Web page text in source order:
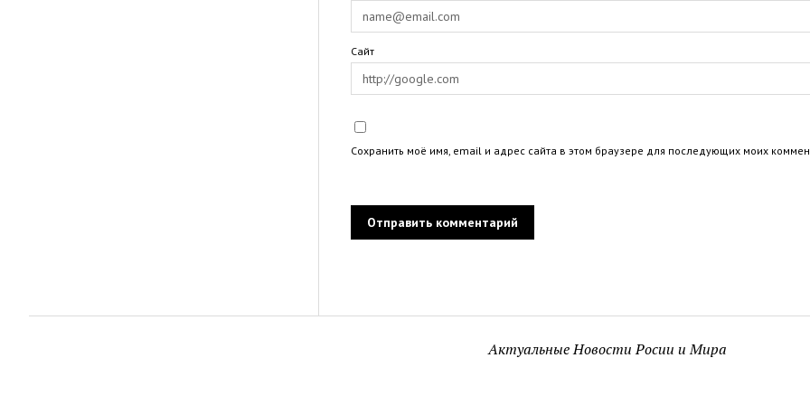
Сайт
Сохранить моё имя, email и адрес сайта в этом браузере для последующих моих
Актуальные Новости Росии и Мира